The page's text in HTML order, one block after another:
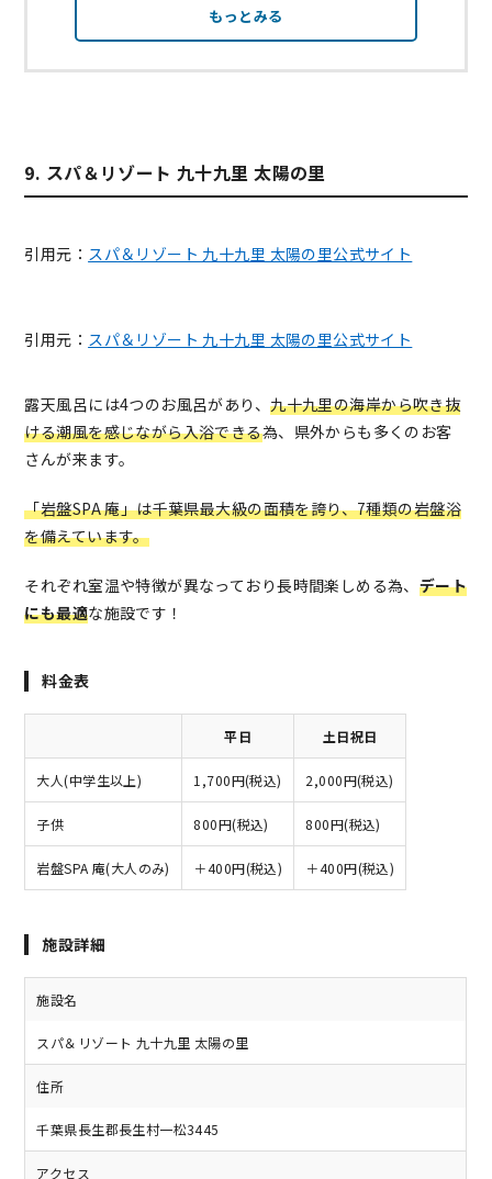
もっとみる
9. スパ＆リゾート 九十九里 太陽の里
引用元： スパ＆リゾート 九十九里 太陽の里公式サイト
引用元： スパ＆リゾート 九十九里 太陽の里公式サイト
露天風呂には4つのお風呂があり、九十九里の海岸から吹き抜
ける潮風を感じながら入浴できる為、県外からも多くのお客
さんが来ます。
「岩盤SPA 庵」は千葉県最大級の面積を誇り、7種類の岩盤浴
を備えています。
それぞれ室温や特徴が異なっており長時間楽しめる為、 デート
にも最適な施設です！
料金表
平日 土日祝日
大人(中学生以上) 1,700円(税込) 2,000円(税込)
子供 800円(税込) 800円(税込)
岩盤SPA 庵(大人のみ) ＋400円(税込) ＋400円(税込)
施設詳細
施設名
スパ＆リゾート 九十九里 太陽の里
住所
千葉県長生郡長生村一松3445
アクセス